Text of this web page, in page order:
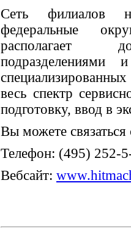
Сеть филиалов
федеральные
располагает
весь спектр
подготовку, ввод в
Вы можете
Телефон: (495) 252-
Вебсайт: